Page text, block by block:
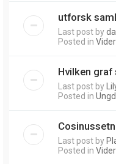
utforsk
Last post by
Posted in
Hvilken
Last post by
Posted in
Last post by
Posted in